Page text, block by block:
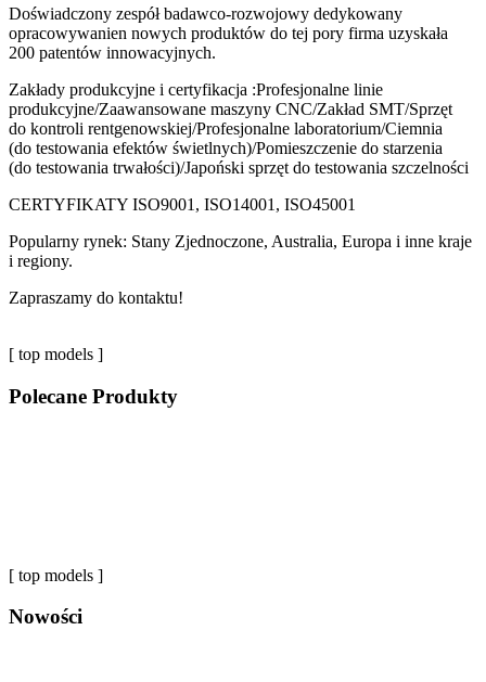
Doświadczony zespół badawco-rozwojowy dedykowany
opracowywanien nowych produktów do tej pory firma uzyskała
200 patentów innowacyjnych.
Zakłady produkcyjne i certyfikacja :Profesjonalne linie
produkcyjne/Zaawansowane maszyny CNC/Zakład SMT/Sprzęt
do kontroli rentgenowskiej/Profesjonalne laboratorium/Ciemnia
(do testowania efektów świetlnych)/Pomieszczenie do starzenia
(do testowania trwałości)/Japoński sprzęt do testowania szczelności
CERTYFIKATY ISO9001, ISO14001, ISO45001
Popularny rynek: Stany Zjednoczone, Australia, Europa i inne kraje
i regiony.
Zapraszamy do kontaktu!
[ top models ]
Polecane Produkty
[ top models ]
Nowości